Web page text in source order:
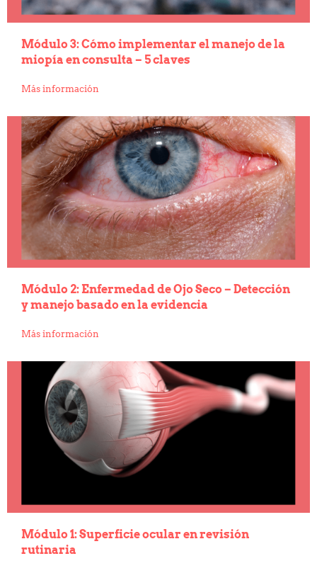
Módulo 3: Cómo implementar el manejo de la
miopía en consulta – 5 claves
Más información
Módulo 2: Enfermedad de Ojo Seco – Detección
y manejo basado en la evidencia
Más información
Módulo 1: Superficie ocular en revisión
rutinaria